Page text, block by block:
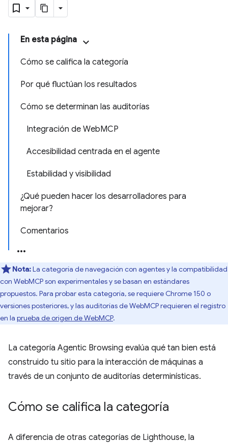
En esta página
Cómo se califica la categoría
Por qué fluctúan los resultados
Cómo se determinan las auditorías
Integración de WebMCP
Accesibilidad centrada en el agente
Estabilidad y visibilidad
¿Qué pueden hacer los desarrolladores para
mejorar?
Comentarios
Nota:La categoría de navegación con agentes y la compatibilidad
con WebMCP son experimentales y se basan en estándares
propuestos. Para probar esta categoría, se requiere Chrome 150 o
versiones posteriores, y las auditorías de WebMCP requieren el registro
en la prueba de origen de WebMCP.
La categoría Agentic Browsing evalúa qué tan bien está
construido tu sitio para la interacción de máquinas a
través de un conjunto de auditorías determinísticas.
Cómo se califica la categoría
A diferencia de otras categorías de Lighthouse, la